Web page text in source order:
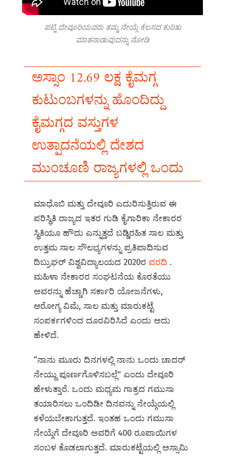
ಪಟ್ನಿ ದೇವೂರಿಯವರು ತಮ್ಮ ನೇಯ್ಗೆ ಕೆಲಸದ ಕುರಿತು
ಮಾತನಾಡುವುದನ್ನು ನೋಡಿ
ಅಸ್ಸಾಂ 12.69 ಲಕ್ಷ ಕೈಮಗ್ಗ
ಕುಟುಂಬಗಳನ್ನು ಹೊಂದಿದ್ದು
ಕೈಮಗ್ಗದ ವಸ್ತುಗಳ
ಉತ್ಪಾದನೆಯಲ್ಲಿ ದೇಶದ
ಮುಂಚೂಣಿ ರಾಜ್ಯಗಳಲ್ಲಿ ಒಂದು
ಮಾಧೊಬಿ ಮತ್ತು ದೇವೂರಿ ಎದುರಿಸುತ್ತಿರುವ ಈ
ಪರಿಸ್ಥಿತಿ ರಾಜ್ಯದ ಇತರ ಗುಡಿ ಕೈಗಾರಿಕಾ ನೇಕಾರರ
ಸ್ಥಿತಿಯೂ ಹೌದು ಎನ್ನುತ್ತದೆ ಬಡ್ಡಿರಹಿತ ಸಾಲ ಮತ್ತು
ಉತ್ತಮ ಸಾಲ ಸೌಲಭ್ಯಗಳನ್ನು ಪ್ರತಿಪಾದಿಸುವ
ದಿಬ್ರುಘರ್ ವಿಶ್ವವಿದ್ಯಾಲಯದ 2020ರ ವರದಿ .
ಮಹಿಳಾ ನೇಕಾರರ ಸಂಘಟನೆಯ ಕೊರತೆಯು
ಅವರನ್ನು ಹೆಚ್ಚಾಗಿ ಸರ್ಕಾರಿ ಯೋಜನೆಗಳು,
ಆರೋಗ್ಯ ವಿಮೆ, ಸಾಲ ಮತ್ತು ಮಾರುಕಟ್ಟೆ
ಸಂಪರ್ಕಗಳಿಂದ ದೂರವಿರಿಸಿದೆ ಎಂದು ಅದು
ಹೇಳಿದೆ.
“ನಾನು ಮೂರು ದಿನಗಳಲ್ಲಿ ನಾನು ಒಂದು ಚಾದರ್
ನೇಯ್ದು ಪೂರ್ಣಗೊಳಿಸಬಲ್ಲೆ" ಎಂದು ದೇವೂರಿ
ಹೇಳುತ್ತಾರೆ. ಒಂದು ಮಧ್ಯಮ ಗಾತ್ರದ ಗಮುಸಾ
ತಯಾರಿಸಲು ಒಂದಿಡೀ ದಿನವನ್ನು ನೇಯ್ಗೆಯಲ್ಲಿ
ಕಳೆಯಬೇಕಾಗುತ್ತದೆ. ಇಂತಹ ಒಂದು ಗಮುಸಾ
ನೇಯ್ಗೆಗೆ ದೇವೂರಿ ಅವರಿಗೆ 400 ರೂಪಾಯಿಗಳ
ಸಂಬಳ ಕೊಡಲಾಗುತ್ತದೆ. ಮಾರುಕಟ್ಟೆಯಲ್ಲಿ ಅಸ್ಸಾಮಿ